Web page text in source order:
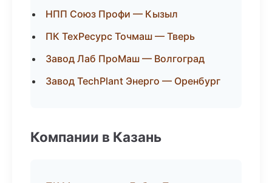
НПП Союз Профи — Кызыл
ПК ТехРесурс Точмаш — Тверь
Завод Лаб ПроМаш — Волгоград
Завод TechPlant Энерго — Оренбург
Компании в Казань